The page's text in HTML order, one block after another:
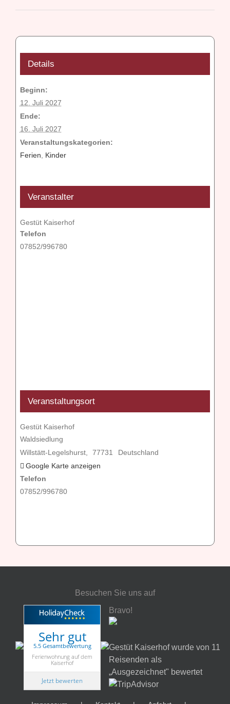
Details
Beginn:
12. Juli 2027
Ende:
16. Juli 2027
Veranstaltungskategorien:
Ferien
Kinder
Veranstalter
Gestüt Kaiserhof
Telefon
07852/996780
Veranstaltungsort
Gestüt Kaiserhof
Waldsiedlung
Willstätt-Legelshurst, 77731
Deutschland
Google Karte anzeigen
Telefon
07852/996780
Besuchen Sie uns auf
Sehr gut
5.5 Gesamtbewertung
Ferienwohnung auf dem
Kaiserhof
Jetzt bewerten
Bravo!
Gestüt Kaiserhof wurde von 11
Reisenden als
„Ausgezeichnet" bewertet